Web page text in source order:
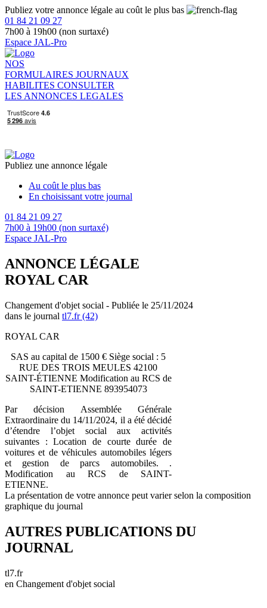
Publiez votre annonce légale au coût le plus bas
01 84 21 09 27
7h00 à 19h00 (non surtaxé)
Espace JAL-Pro
NOS
FORMULAIRES JOURNAUX
HABILITES CONSULTER
LES ANNONCES LEGALES
Publiez une annonce légale
Au coût le plus bas
En choisissant votre journal
01 84 21 09 27
7h00 à 19h00 (non surtaxé)
Espace JAL-Pro
ANNONCE LÉGALE
ROYAL CAR
Changement d'objet social - Publiée le 25/11/2024
dans le journal tl7.fr (42)
ROYAL CAR
SAS au capital de 1500 € Siège social : 5
RUE DES TROIS MEULES 42100
SAINT-ÉTIENNE Modification au RCS de
SAINT-ETIENNE 893954073
Par décision Assemblée Générale
Extraordinaire du 14/11/2024, il a été décidé
d’étendre l’objet social aux activités
suivantes : Location de courte durée de
voitures et de véhicules automobiles légers
et gestion de parcs automobiles. .
Modification au RCS de SAINT-
ETIENNE.
La présentation de votre annonce peut varier selon la composition
graphique du journal
AUTRES PUBLICATIONS DU
JOURNAL
tl7.fr
en Changement d'objet social